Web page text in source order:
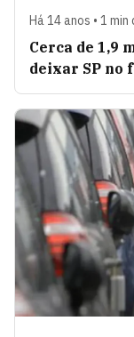
Há 14 anos • 1
Cerca de 1,9
deixar SP no